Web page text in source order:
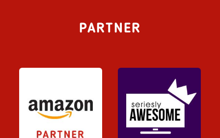
PARTNER